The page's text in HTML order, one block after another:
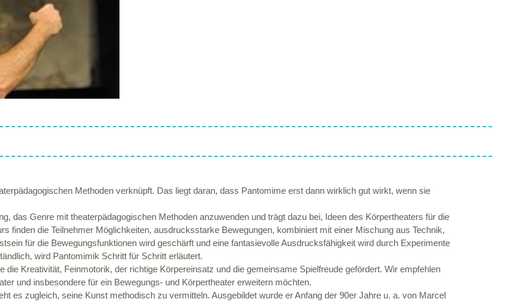
Methoden verknüpft. Das liegt daran, dass Pantomime erst dann wirklich gut wirkt, wenn sie
das Genre mit theaterpädagogischen Methoden anzuwenden und trägt dazu bei, Ideen des Körpertheaters für die
finden die Teilnehmer Möglichkeiten, ausdrucksstarke Bewegungen, kombiniert mit einer Mischung aus Technik,
für die Bewegungsfunktionen wird geschärft und eine fantasievolle Ausdrucksfähigkeit wird durch Experimente
wird Pantomimik Schritt für Schritt erläutert.
Kreativität, Feinmotorik, der richtige Körpereinsatz und die gemeinsame Spielfreude gefördert. Wir empfehlen
und insbesondere für ein Bewegungs- und Körpertheater erweitern möchten.
es zugleich, seine Kunst methodisch zu vermitteln. Ausgebildet wurde er Anfang der 90er Jahre u. a. von Marcel